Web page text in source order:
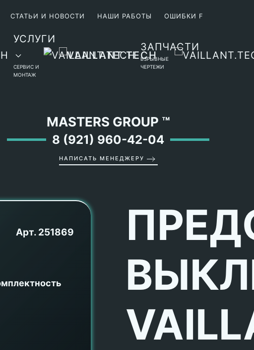
СТАТЬИ И НОВОСТИ НАШИ РАБОТЫ ОШИБКИ F
УСЛУГИ
СЕРВИС И
МОНТАЖ
ЗАПЧАСТИ
ВЗРЫВНЫЕ
ЧЕРТЕЖИ
MASTERS GROUP ™
8 (921) 960-42-04
НАПИСАТЬ МЕНЕДЖЕРУ
Арт. 251869